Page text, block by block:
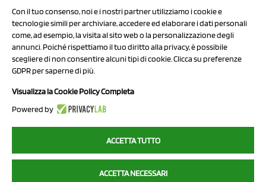
Privacy Policy
Cookie Policy
Chi Siamo
2023 NCX Drahorad srl - All rights reserved
myfruit.it è parte del network diNCX DRAHORAD
NCX Drahorad - Via Provinciale Vignola-Sassuolo 315/1 - 41057
Con il tuo consenso, noi e i nostri partner utilizziamo i cookie e
tecnologie simili per archiviare, accedere ed elaborare i dati personali
come, ad esempio, la visita al sito web o la personalizzazione degli
annunci. Poiché rispettiamo il tuo diritto alla privacy, è possibile
scegliere di non consentire alcuni tipi di cookie. Clicca su preferenze
GDPR per saperne di più.
Visualizza la Cookie Policy Completa
Powered by
ACCETTA TUTTO
ACCETTA NECESSARI